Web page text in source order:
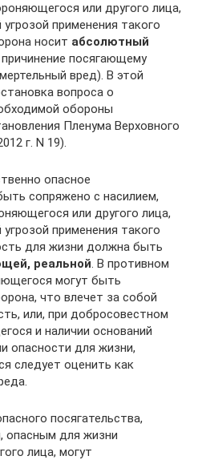
или другого лица,
применения такого
носит абсолютный
посягающему
вред). В этой
вопроса о
обороны
Пленума Верховного
г. N 19).
опасное
сопряжено с насилием,
или другого лица,
применения такого
для жизни должна быть
реальной. В противном
могут быть
что влечет за собой
или, при добросовестном
и наличии оснований
опасности для жизни,
следует оценить как
посягательства,
опасным для жизни
лица, могут